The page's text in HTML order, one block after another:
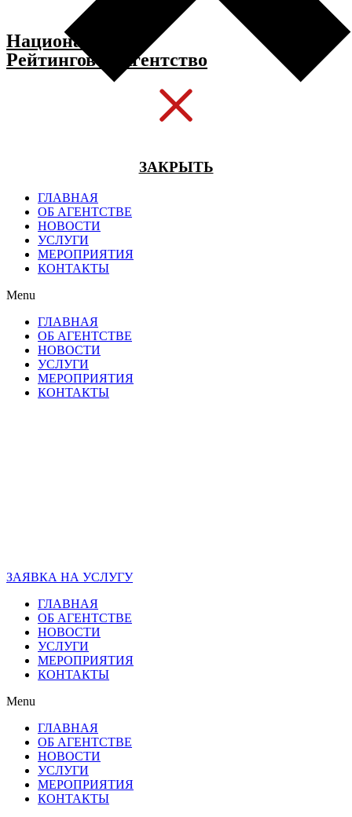
Национальное
Рейтинговое Агентство
ЗАКРЫТЬ
ГЛАВНАЯ
ОБ АГЕНТСТВЕ
НОВОСТИ
УСЛУГИ
МЕРОПРИЯТИЯ
КОНТАКТЫ
Menu
ГЛАВНАЯ
ОБ АГЕНТСТВЕ
НОВОСТИ
УСЛУГИ
МЕРОПРИЯТИЯ
КОНТАКТЫ
ЗАЯВКА НА УСЛУГУ
ГЛАВНАЯ
ОБ АГЕНТСТВЕ
НОВОСТИ
УСЛУГИ
МЕРОПРИЯТИЯ
КОНТАКТЫ
Menu
ГЛАВНАЯ
ОБ АГЕНТСТВЕ
НОВОСТИ
УСЛУГИ
МЕРОПРИЯТИЯ
КОНТАКТЫ